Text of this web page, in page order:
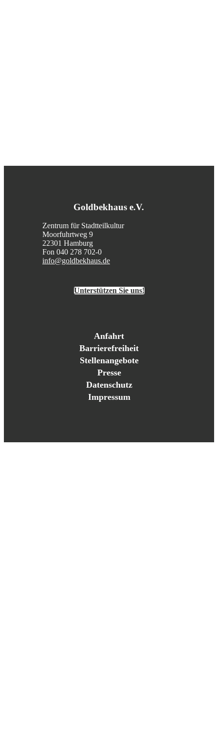
Goldbekhaus e.V.
Zentrum für Stadtteilkultur
Moorfuhrtweg 9
22301 Hamburg
Fon 040 278 702-0
info@goldbekhaus.de
Unterstützen Sie uns!
Anfahrt
Barrierefreiheit
Stellenangebote
Presse
Datenschutz
Impressum